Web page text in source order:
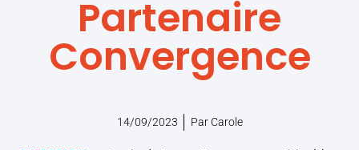
Partenaire
Convergence
14/09/2023 ParCarole